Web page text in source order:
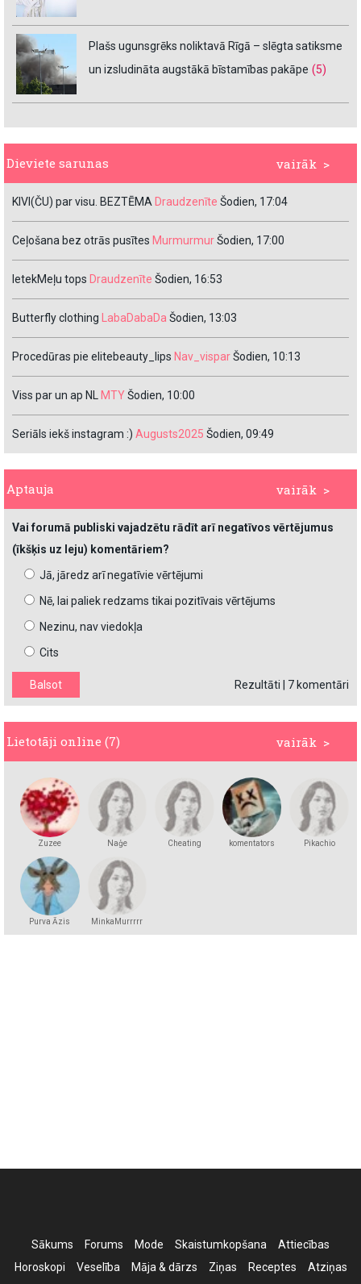
Plašs ugunsgrēks noliktavā Rīgā – slēgta satiksme
un izsludināta augstākā bīstamības pakāpe (5)
vairāk >
Dieviete sarunas
KIVI(ČU) par visu. BEZTĒMA Draudzenīte Šodien, 17:04
Ceļošana bez otrās pusītes MurmurmurŠodien, 17:00
IetekMeļu tops Draudzenīte Šodien, 16:53
Butterfly clothing LabaDabaDa Šodien, 13:03
Procedūras pie elitebeauty_lips Nav_visparŠodien, 10:13
Viss par un ap NL MTYŠodien, 10:00
Seriāls iekš instagram :) Augusts2025 Šodien, 09:49
vairāk >
Aptauja
Vai forumā publiski vajadzētu rādīt arī negatīvos vērtējumus
(īkšķis uz leju) komentāriem?
Jā, jāredz arī negatīvie vērtējumi
Nē, lai paliek redzams tikai pozitīvais vērtējums
Nezinu, nav viedokļa
Cits
Rezultāti 7 komentāri
vairāk >
Lietotāji online (7)
Zuzee Naģe Cheating komentators Pikachio
Purva Āzis MinkaMurrrrr
Sākums Forums Mode Skaistumkopšana
Attiecības
Horoskopi
Veselība Māja & dārzs Ziņas Receptes
Atziņas